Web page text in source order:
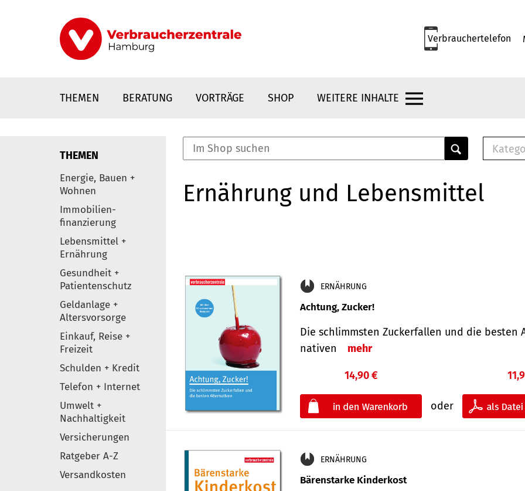
Verbrauchertelefon
THEMEN BERATUNG VORTRÄGE SHOP WEITERE INHALTE
Elemente
THEMEN
Energie, Bauen +
Wohnen
Immobilien-
finanzierung
Lebensmittel +
Ernährung
Gesundheit +
Patientenschutz
Geldanlage +
Altersvorsorge
Einkauf, Reise +
Freizeit
Schulden + Kredit
Telefon + Internet
Umwelt +
Nachhaltigkeit
Versicherungen
Ratgeber A-Z
Versandkosten
Ernährung und Lebensmittel
ERNÄHRUNG
Achtung, Zucker!
Die schlimmsten Zucker­fallen und die besten
nativen
mehr
14,90 €
oder
ERNÄHRUNG
Bärenstarke Kinderkost